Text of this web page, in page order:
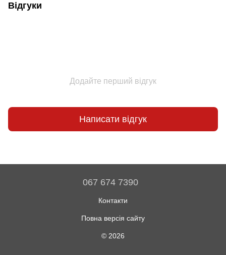
Відгуки
Додайте перший відгук
Написати відгук
067 674 7390
Контакти
Повна версія сайту
© 2026